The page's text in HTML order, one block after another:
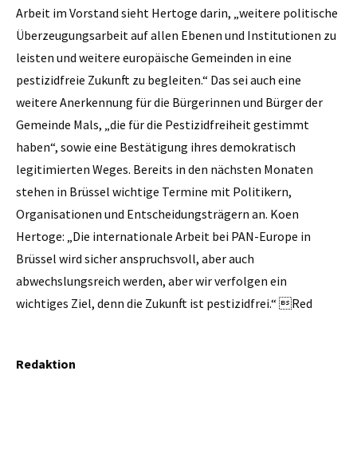
Arbeit im Vorstand sieht Hertoge darin, „weitere poli­tische
Überzeugungsarbeit auf allen Ebenen und Institutionen zu
leisten und weitere europäische Gemeinden in eine
pestizidfreie Zukunft zu begleiten.“ Das sei auch eine
weitere Anerkennung für die Bürgerinnen und Bürger der
Gemeinde Mals, „die für die Pestizidfreiheit gestimmt
haben“, sowie eine Bestätigung ihres demokratisch
legitimierten Weges. Bereits in den nächsten Monaten
stehen in Brüssel wichtige Termine mit Politikern,
Organisationen und Entscheidungsträgern an. Koen
Hertoge: „Die internationale Arbeit bei PAN-Europe in
Brüssel wird sicher anspruchsvoll, aber auch
abwechslungsreich werden, aber wir verfolgen ein
wichtiges Ziel, denn die Zukunft ist pestizidfrei.“ Red
Redaktion